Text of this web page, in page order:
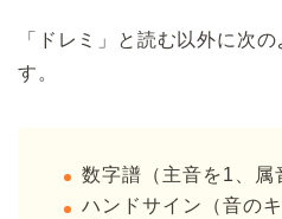
「ドレミ」と読む以外に次
す。
数字譜（主音を1、属
ハンドサイン（音の